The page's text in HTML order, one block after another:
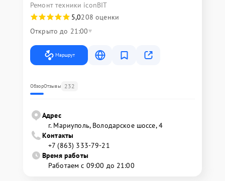
Ремонт техники iconBIT
5,0208 оценки
Открыто до 21:00
Маршрут
ОбзорОтзывы 232
Адрес
г. Мариуполь, Володарское шоссе, 4
Контакты
+7 (863) 333-79-21
Время работы
Работаем с 09:00 до 21:00